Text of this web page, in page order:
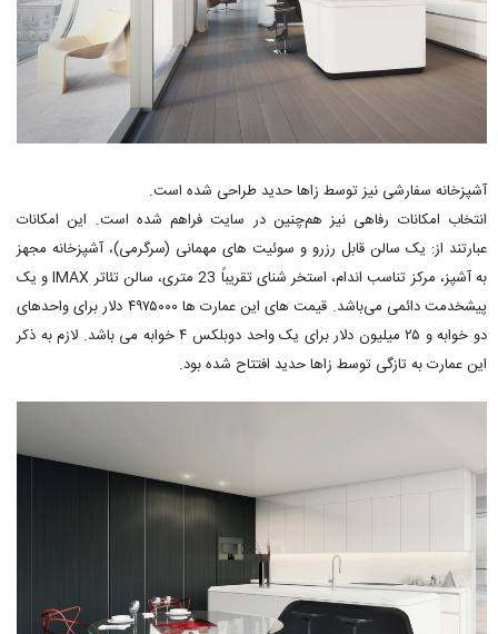
آشپزخانه سفارشی نیز توسط زاها حدید طراحی شده است.
انتخاب امکانات رفاهی نیز هم‌چنین در سایت فراهم شده است. این امکانات
عبارتند از: یک سالن قابل رزرو و سوئیت های مهمانی (سرگرمی)، آشپزخانه مجهز
به آشپز، مرکز تناسب اندام، استخر شنای تقریباً 23 متری، سالن تئاتر IMAX و یک
پیشخدمت دائمی می‌باشد. قیمت های این عمارت ها ۴۹۷۵۰۰۰ دلار برای واحدهای
دو خوابه و ۲۵ میلیون دلار برای یک واحد دوبلکس ۴ خوابه می باشد. لازم به ذکر
این عمارت به تازگی توسط زاها حدید افتتاح شده بود.